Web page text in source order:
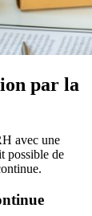
par la
avec une
possible de